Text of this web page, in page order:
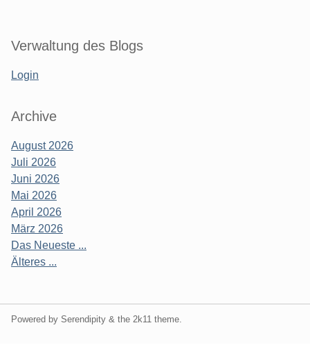
Verwaltung des Blogs
Login
Archive
August 2026
Juli 2026
Juni 2026
Mai 2026
April 2026
März 2026
Das Neueste ...
Älteres ...
Powered by Serendipity & the 2k11 theme.